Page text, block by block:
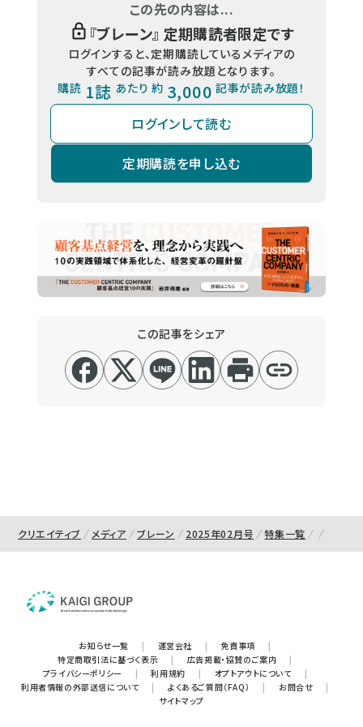
この先の内容は...
『ブレーン』 定期購読者限定です
ログインすると、定期購読しているメディアの
すべての記事が読み放題となります。
購読 1誌 あたり 約 3,000 記事が読み放題！
ログインして読む
定期購読を申し込む
この記事をシェア
クリエイティブ メディア ブレーン 2025年02月号 特集一覧
お知らせ一覧 | 運営会社 | 免責事項
|
特定商取引法に基づく表示
| 広告掲載・協賛のご案内
|
プライバシーポリシー
| 利用規約 | オプトアウトについて
|
利用者情報の外部送信について
| よくあるご質問（FAQ） | お問合せ
|
サイトマップ